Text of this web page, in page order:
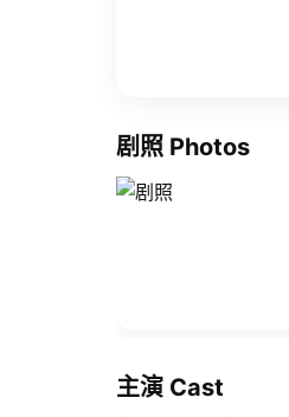
剧照 Photos
主演 Cast